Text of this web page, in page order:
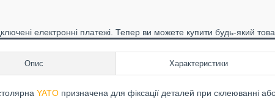
електронні платежі. Тепер ви можете купити будь-який
Опис Характеристики
YATO призначена для фіксації деталей при склеюванні